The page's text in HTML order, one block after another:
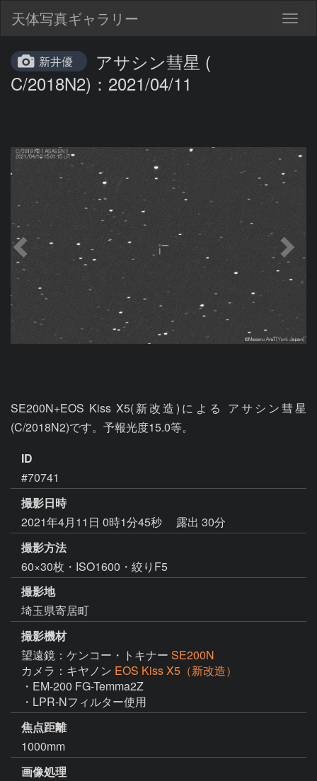
天体写真ギャラリー
新井優
アサシン彗星 (
C/2018N2)：2021/04/11
SE200N+EOS Kiss X5(新改造)による アサシン彗星
(C/2018N2)です。予報光度15.0等。
ID
#70741
撮影日時
2021年4月11日 0時1分45秒
露出 30分
撮影方法
60×30枚・ISO1600・絞りF5
撮影地
埼玉県寄居町
撮影機材
望遠鏡：ケンコー・トキナー SE200N
カメラ：キヤノン EOS Kiss X5（新改造）
・EM-200 FG-Temma2Z
・LPR-Nフィルター使用
焦点距離
1000mm
画像処理